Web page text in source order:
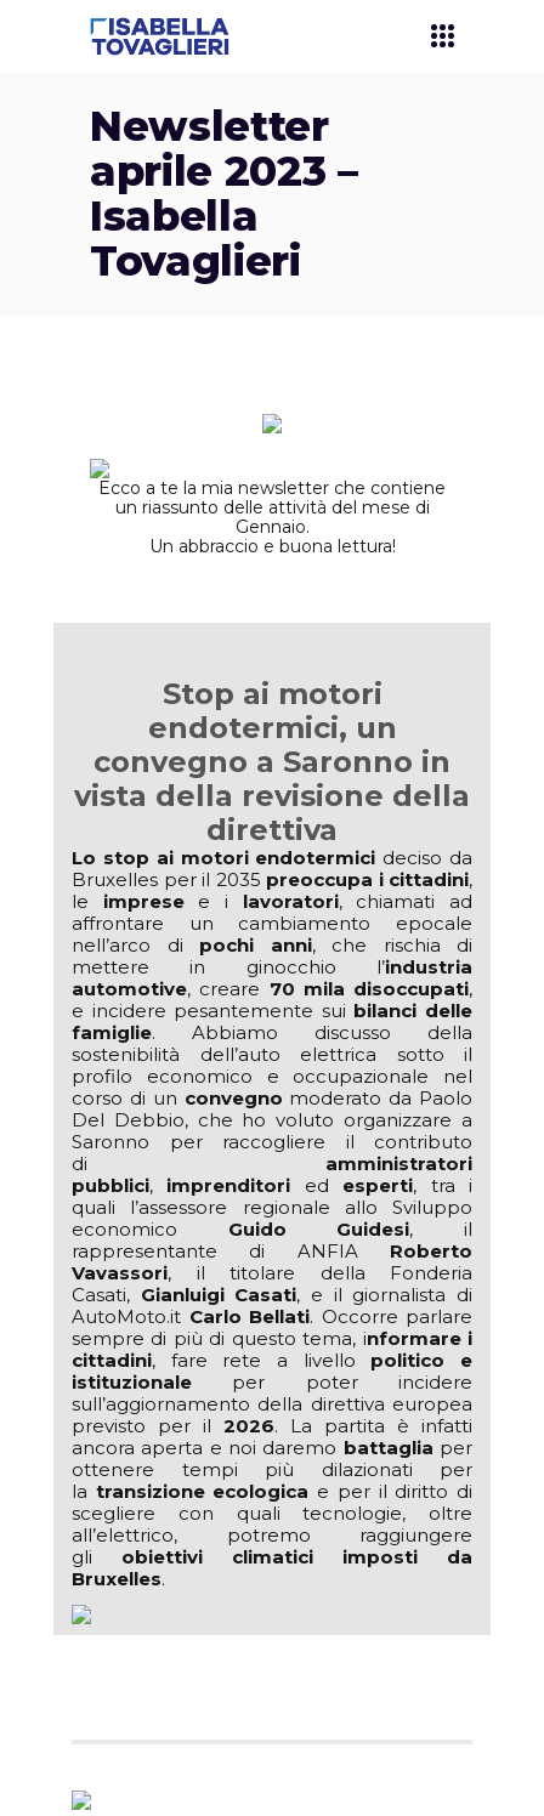
Newsletter
aprile 2023 –
Isabella
Tovaglieri
Ecco a te la mia newsletter che contiene
un riassunto delle attività del mese di
Gennaio.
Un abbraccio e buona lettura!
Stop ai motori
endotermici, un
convegno a Saronno in
vista della revisione della
direttiva
Lo stop ai motori endotermici deciso da
Bruxelles per il 2035 preoccupa i cittadini,
le impresee i lavoratori, chiamati ad
affrontare un cambiamento epocale
nell’arco di pochi anni, che rischia di
mettere in ginocchio l’industria
automotive, creare 70 mila disoccupati,
e incidere pesantemente sui bilanci delle
famiglie. Abbiamo discusso della
sostenibilità dell’auto elettrica sotto il
profilo economico e occupazionale nel
corso di un convegno moderato da Paolo
Del Debbio, che ho voluto organizzare a
Saronno per raccogliere il contributo
di amministratori
pubblici, imprenditori ed esperti, tra i
quali l’assessore regionale allo Sviluppo
economico Guido Guidesi, il
rappresentante di ANFIA Roberto
Vavassori, il titolare della Fonderia
Casati, Gianluigi Casati, e il giornalista di
AutoMoto.it Carlo Bellati. Occorre parlare
sempre di più di questo tema, informare i
cittadini, fare rete a livello politico e
istituzionale per poter incidere
sull’aggiornamento della direttiva europea
previsto per il 2026. La partita è infatti
ancora aperta e noi daremo battaglia per
ottenere tempi più dilazionati per
la transizione ecologica e per il diritto di
scegliere con quali tecnologie, oltre
all’elettrico, potremo raggiungere
gli obiettivi climatici imposti da
Bruxelles.